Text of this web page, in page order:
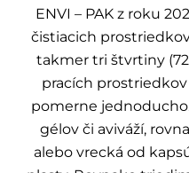
ENVI – PAK z roku
čistiacich
takmer tri štvrtiny (72
pracích
pomerne
gélov či aviváží,
alebo vrecká od